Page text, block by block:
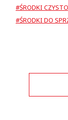
#ŚRODKI
#ŚRODKI DO